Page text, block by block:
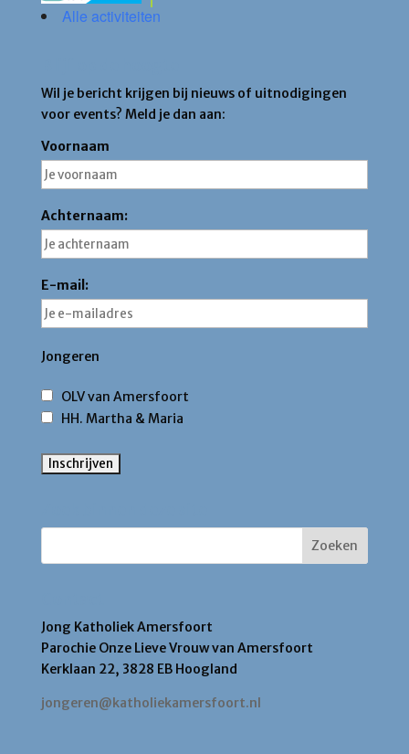
Alle activiteiten
Wil je bericht krijgen bij nieuws of uitnodigingen
voor events? Meld je dan aan:
Voornaam
Achternaam:
E-mail:
Jongeren
OLV van Amersfoort
HH. Martha & Maria
Jong Katholiek Amersfoort
Parochie Onze Lieve Vrouw van Amersfoort
Kerklaan 22, 3828 EB Hoogland
jongeren@katholiekamersfoort.nl